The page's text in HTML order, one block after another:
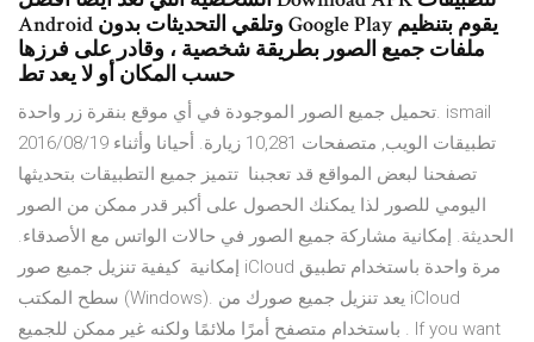
Android وتلقي التحديثات بدون Google Play يقوم بتنظيم
ملفات جميع الصور بطريقة شخصية ، وقادر على فرزها
حسب المكان أو لا يعد تط
تحميل جميع الصور الموجودة في أي موقع بنقرة زر واحدة. ismail
2016/08/19 تطبيقات الويب, متصفحات 10,281 زيارة. أحيانا وأثناء
تصفحنا لبعض المواقع قد تعجبنا تتميز جميع التطبيقات بتحديثها
اليومي للصور لذا يمكنك الحصول على أكبر قدر ممكن من الصور
الحديثة. إمكانية مشاركة جميع الصور في حالات الواتس مع الأصدقاء.
إمكانية كيفية تنزيل جميع صور iCloud مرة واحدة باستخدام تطبيق
سطح المكتب (Windows). يعد تنزيل جميع صورك من iCloud
باستخدام متصفح أمرًا ملائمًا ولكنه غير ممكن للجميع . If you want